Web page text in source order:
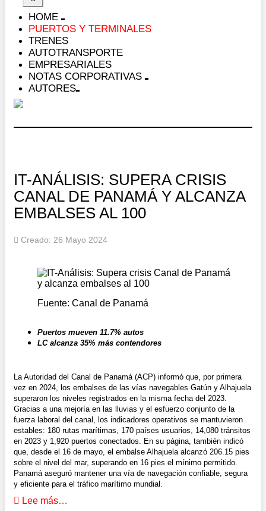
HOME
PUERTOS Y TERMINALES
TRENES
AUTOTRANSPORTE
EMPRESARIALES
NOTAS CORPORATIVAS
AUTORES
IT-ANÁLISIS: SUPERA CRISIS
CANAL DE PANAMÁ Y ALCANZA
EMBALSES AL 100
Creado: 26 Mayo 2024
Fuente: Canal de Panamá
Puertos mueven 11.7% autos
LC alcanza 35% más contendores
La Autoridad del Canal de Panamá (ACP) informó que, por primera
vez en 2024, los embalses de las vías navegables Gatún y Alhajuela
superaron los niveles registrados en la misma fecha del 2023.
Gracias a una mejoría en las lluvias y el esfuerzo conjunto de la
fuerza laboral del canal, los indicadores operativos se mantuvieron
estables: 180 rutas marítimas, 170 países usuarios, 14,080 tránsitos
en 2023 y 1,920 puertos conectados. En su página, también indicó
que, desde el 16 de mayo, el embalse Alhajuela alcanzó 206.15 pies
sobre el nivel del mar, superando en 16 pies el mínimo permitido.
Panamá aseguró mantener una vía de navegación confiable, segura
y eficiente para el tráfico marítimo mundial.
Lee más…